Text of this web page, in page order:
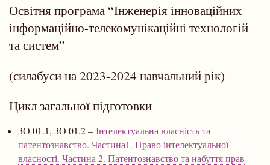
Освітня програма “Інженерія інноваційних
інформаційно-телекомунікаційні технологій
та систем”
(силабуси на 2023-2024 навчальний рік)
Цикл загальної підготовки
ЗО 01.1, ЗО 01.2 – Інтелектуальна власність та
патентознавство. Частина1. Право інтелектуальної
власності. Частина 2. Патентознавство та набуття прав